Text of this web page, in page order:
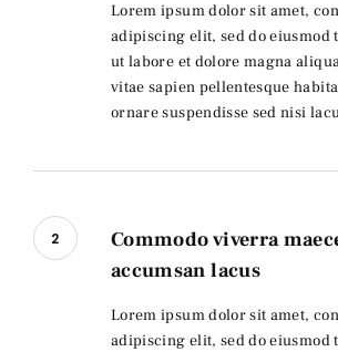
Lorem ipsum dolor sit amet,
adipiscing elit, sed do
ut labore et dolore magna
vitae sapien pellentesque
ornare suspendisse sed nisi
2
Commodo viverra
accumsan lacus
Lorem ipsum dolor sit amet,
adipiscing elit, sed do